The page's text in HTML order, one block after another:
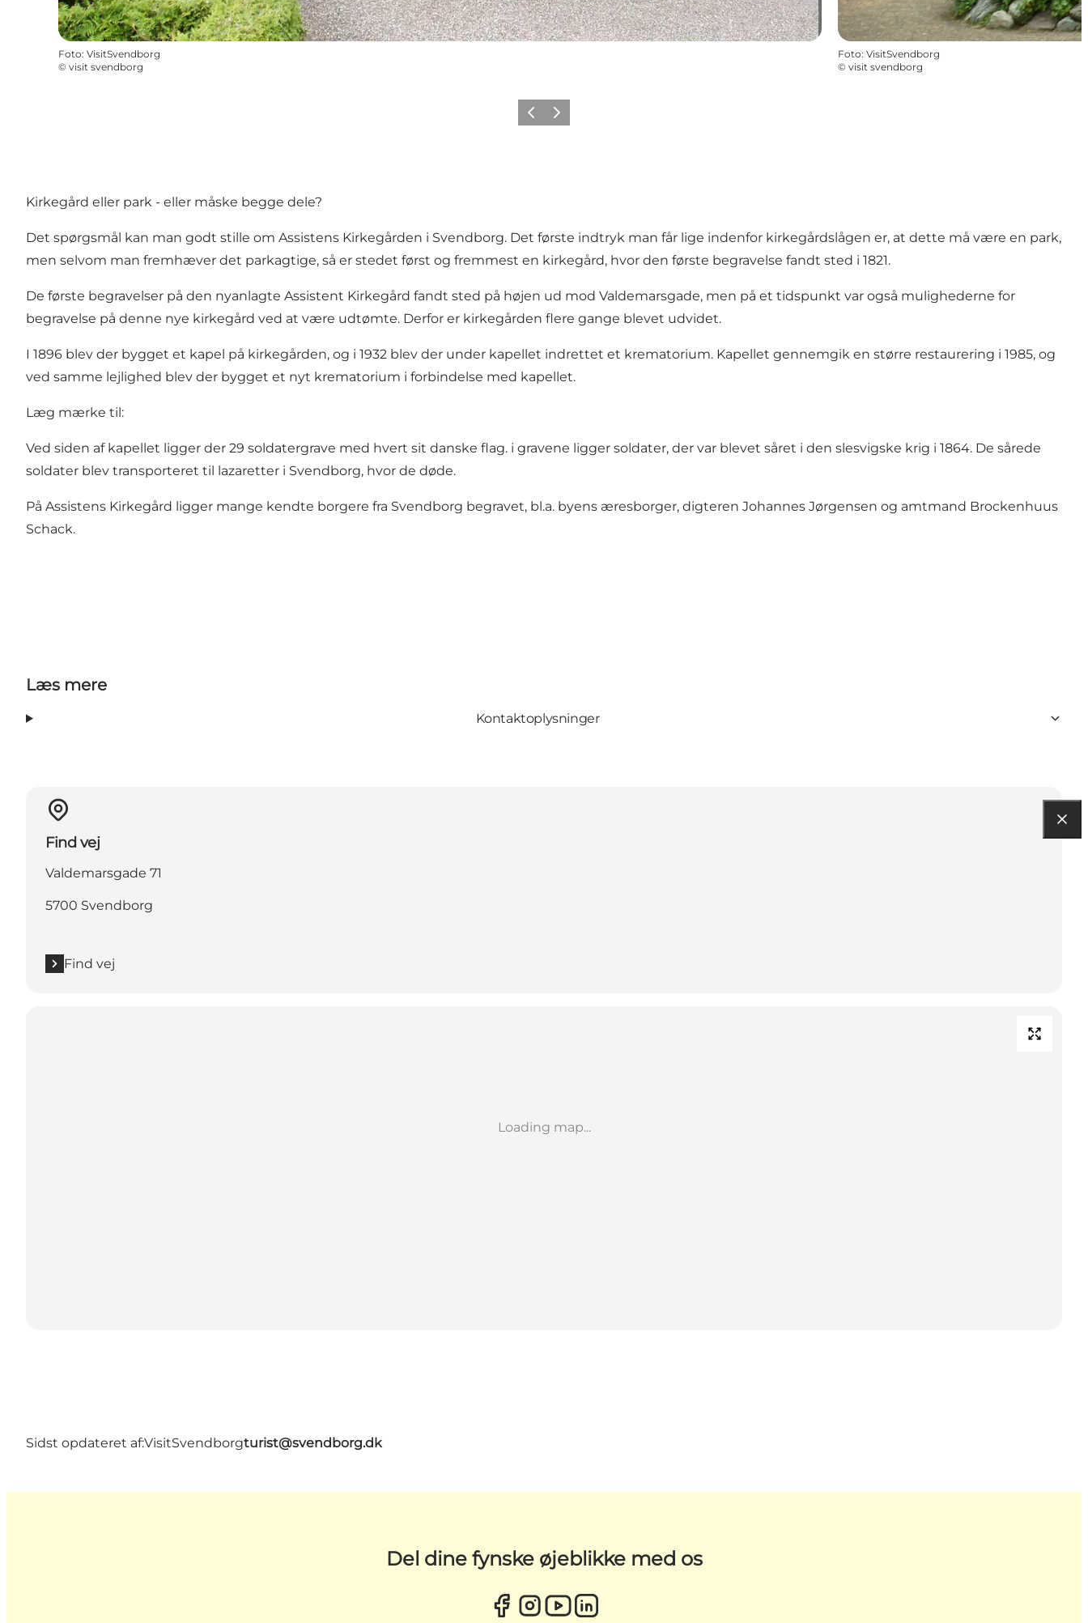
Foto: VisitSvendborg
© visit svendborg
Foto: VisitSvendborg
© visit svendborg
ForrigeNæste
Kirkegård eller park - eller måske begge dele?
Det spørgsmål kan man godt stille om Assistens Kirkegården i Svendborg. Det første indtryk man får lige indenfor kirkegårdslågen er, at dette må være en park,
men selvom man fremhæver det parkagtige, så er stedet først og fremmest en kirkegård, hvor den første begravelse fandt sted i 1821.
De første begravelser på den nyanlagte Assistent Kirkegård fandt sted på højen ud mod Valdemarsgade, men på et tidspunkt var også mulighederne for
begravelse på denne nye kirkegård ved at være udtømte. Derfor er kirkegården flere gange blevet udvidet.
I 1896 blev der bygget et kapel på kirkegården, og i 1932 blev der under kapellet indrettet et krematorium. Kapellet gennemgik en større restaurering i 1985, og
ved samme lejlighed blev der bygget et nyt krematorium i forbindelse med kapellet.
Læg mærke til:
Ved siden af kapellet ligger der 29 soldatergrave med hvert sit danske flag. i gravene ligger soldater, der var blevet såret i den slesvigske krig i 1864. De sårede
soldater blev transporteret til lazaretter i Svendborg, hvor de døde.
På Assistens Kirkegård ligger mange kendte borgere fra Svendborg begravet, bl.a. byens æresborger, digteren Johannes Jørgensen og amtmand Brockenhuus
Schack.
Læs mere
Kontaktoplysninger
Find vej
Valdemarsgade 71
5700 Svendborg
Find vej
Loading map...
Sidst opdateret af:VisitSvendborgturist@svendborg.dk
Del dine fynske øjeblikke med os